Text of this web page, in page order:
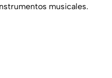
musicales.